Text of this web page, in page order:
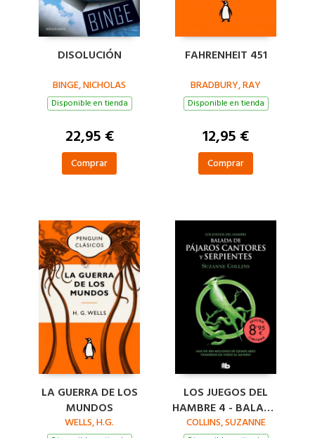
DISOLUCIÓN
BINGE, NICHOLAS
Disponible en tienda
22,95 €
Comprar
FAHRENHEIT 451
BRADBURY, RAY
Disponible en tienda
12,95 €
Comprar
LA GUERRA DE LOS
MUNDOS
WELLS, H.G.
LOS JUEGOS DEL
HAMBRE 4 - BALADA
DE PÁJAROS
COLLINS, SUZANNE